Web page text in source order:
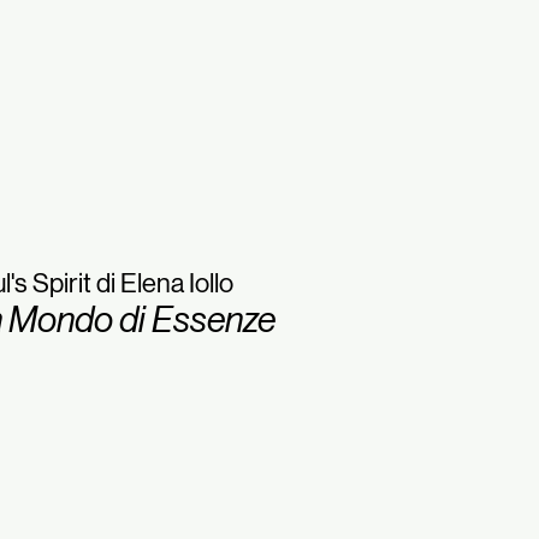
Spirit di Elena Iollo
Mondo di Essenze